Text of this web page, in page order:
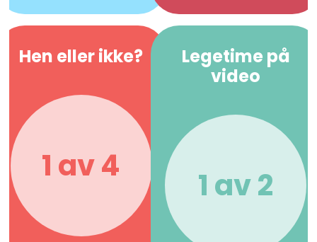
Hen eller ikke?
1 av 4
Legetime på
video
1 av 2